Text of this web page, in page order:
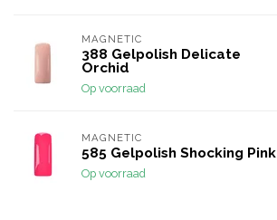
MAGNETIC
388 Gelpolish Delicate
Orchid
Op voorraad
MAGNETIC
585 Gelpolish Shocking Pink
Op voorraad